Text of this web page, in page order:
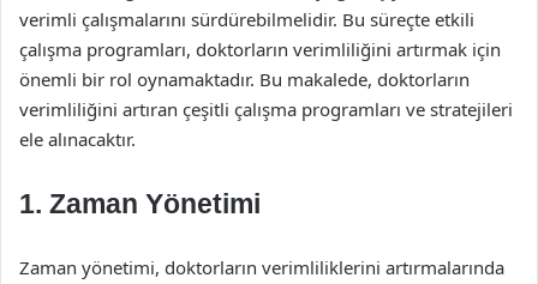
verimli çalışmalarını sürdürebilmelidir. Bu süreçte etkili
çalışma programları, doktorların verimliliğini artırmak için
önemli bir rol oynamaktadır. Bu makalede, doktorların
verimliliğini artıran çeşitli çalışma programları ve stratejileri
ele alınacaktır.
1. Zaman Yönetimi
Zaman yönetimi, doktorların verimliliklerini artırmalarında